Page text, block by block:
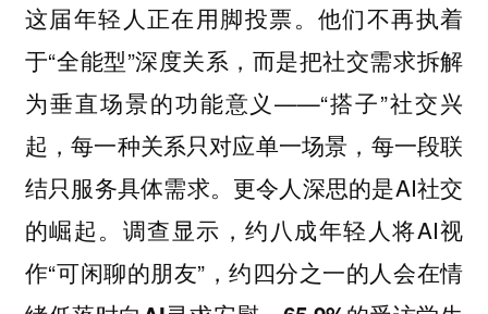
这届年轻人正在用脚投票。他们不再执着
于“全能型”深度关系，而是把社交需求拆解
为垂直场景的功能意义——“搭子”社交兴
起，每一种关系只对应单一场景，每一段联
结只服务具体需求。更令人深思的是AI社交
的崛起。调查显示，约八成年轻人将AI视
作“可闲聊的朋友”，约四分之一的人会在情